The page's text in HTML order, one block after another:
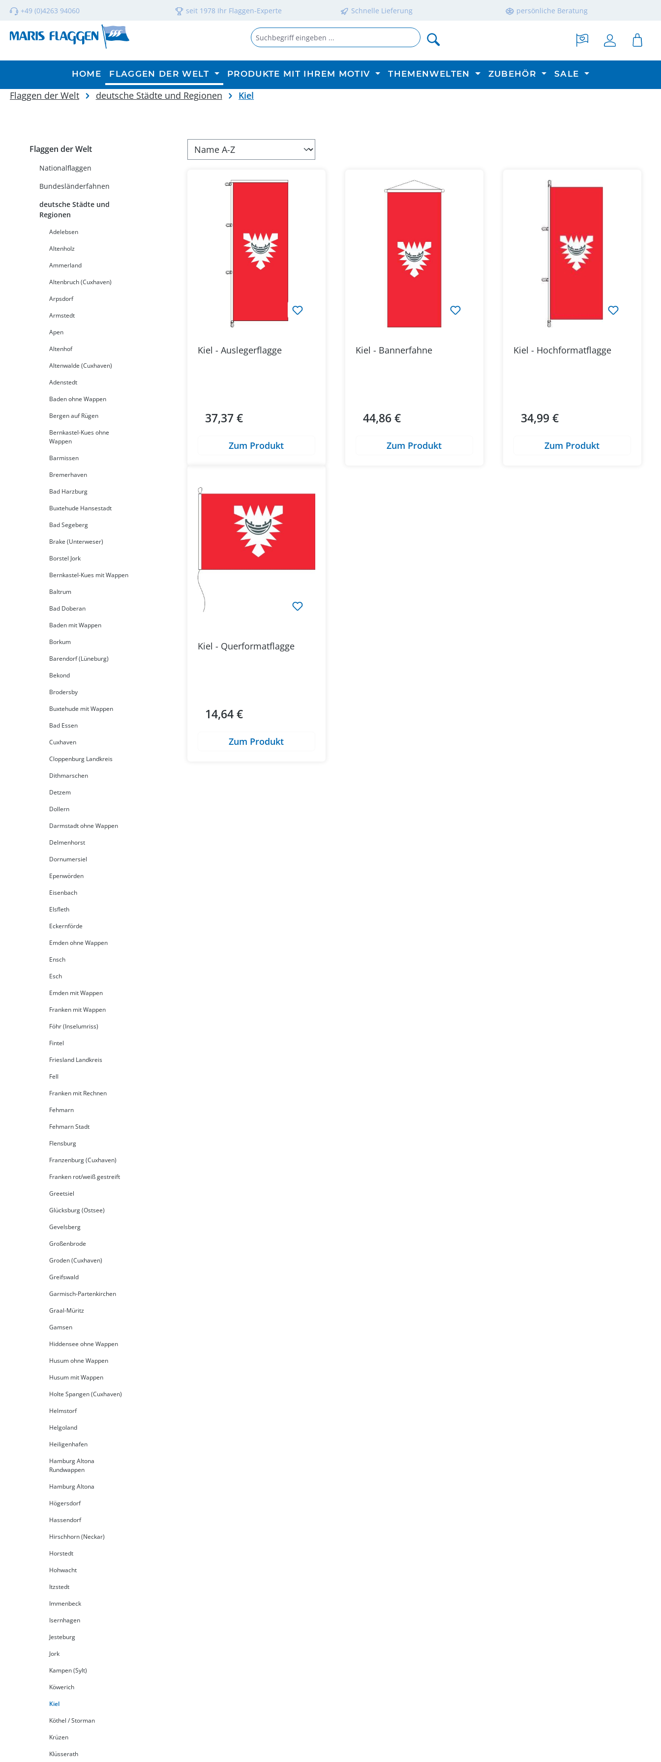
Hauptinhalt springen
Zur Suche springen
Zur Hauptnavigation springen
+49 (0)4263 94060 seit 1978 Ihr Flaggen-Experte Schnelle Lieferung persönliche Beratung
HOME FLAGGEN DER WELT PRODUKTE MIT IHREM MOTIV THEMENWELTEN ZUBEHÖR SALE
Flaggen der Welt deutsche Städte und Regionen Kiel
Flaggen der Welt
Nationalflaggen
Bundesländerfahnen
deutsche Städte und
Regionen
Adelebsen
Altenholz
Ammerland
Altenbruch (Cuxhaven)
Arpsdorf
Armstedt
Apen
Altenhof
Altenwalde (Cuxhaven)
Adenstedt
Baden ohne Wappen
Bergen auf Rügen
Bernkastel-Kues ohne
Wappen
Barmissen
Bremerhaven
Bad Harzburg
Buxtehude Hansestadt
Bad Segeberg
Brake (Unterweser)
Borstel Jork
Bernkastel-Kues mit Wappen
Baltrum
Bad Doberan
Baden mit Wappen
Borkum
Barendorf (Lüneburg)
Bekond
Brodersby
Buxtehude mit Wappen
Bad Essen
Cuxhaven
Cloppenburg Landkreis
Dithmarschen
Detzem
Dollern
Darmstadt ohne Wappen
Delmenhorst
Dornumersiel
Epenwörden
Eisenbach
Elsfleth
Eckernförde
Emden ohne Wappen
Ensch
Esch
Emden mit Wappen
Franken mit Wappen
Föhr (Inselumriss)
Fintel
Friesland Landkreis
Fell
Franken mit Rechnen
Fehmarn
Fehmarn Stadt
Flensburg
Franzenburg (Cuxhaven)
Franken rot/weiß gestreift
Greetsiel
Glücksburg (Ostsee)
Gevelsberg
Großenbrode
Groden (Cuxhaven)
Greifswald
Garmisch-Partenkirchen
Graal-Müritz
Gamsen
Hiddensee ohne Wappen
Husum ohne Wappen
Husum mit Wappen
Holte Spangen (Cuxhaven)
Helmstorf
Helgoland
Heiligenhafen
Hamburg Altona
Rundwappen
Hamburg Altona
Högersdorf
Hassendorf
Hirschhorn (Neckar)
Horstedt
Hohwacht
Itzstedt
Immenbeck
Isernhagen
Jesteburg
Jork
Kampen (Sylt)
Köwerich
Kiel
Köthel / Storman
Krüzen
Klüsserath
Kiel - Auslegerflagge
Regulärer Preis:
37,37 €
Zum Produkt
Kiel - Bannerfahne
Regulärer Preis:
44,86 €
Zum Produkt
Kiel - Hochformatflagge
Regulärer Preis:
34,99 €
Zum Produkt
Kiel - Querformatflagge
Regulärer Preis:
14,64 €
Zum Produkt